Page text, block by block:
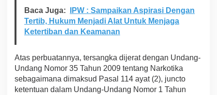
Baca Juga:
IPW : Sampaikan Aspirasi Dengan
Tertib, Hukum Menjadi Alat Untuk Menjaga
Ketertiban dan Keamanan
Atas perbuatannya, tersangka dijerat dengan Undang-
Undang Nomor 35 Tahun 2009 tentang Narkotika
sebagaimana dimaksud Pasal 114 ayat (2), juncto
ketentuan dalam Undang-Undang Nomor 1 Tahun